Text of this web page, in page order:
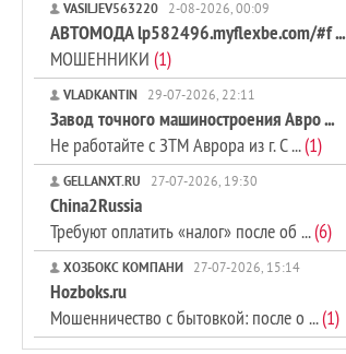
VASILJEV563220 2-08-2026, 00:09
АВТОМОДА lp582496.myflexbe.com/#f ...
МОШЕННИКИ (1)
VLADKANTIN 29-07-2026, 22:11
Завод точного машиностроения Авро ...
Не работайте с ЗТМ Аврора из г. С ...(1)
GELLANXT.RU 27-07-2026, 19:30
China2Russia
Требуют оплатить «налог» после об ...(6)
ХОЗБОКС КОМПАНИ 27-07-2026, 15:14
Hozboks.ru
Мошенничество с бытовкой: после о ...(1)